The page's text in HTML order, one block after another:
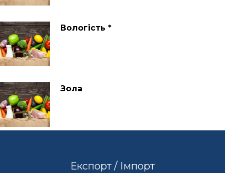
Вологість *
Зола
Експорт / Імпорт